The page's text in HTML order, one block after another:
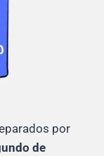
por
de